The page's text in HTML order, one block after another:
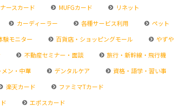
ースカード MUFGカード
リネット
カーディーラー 各種サービス利用
ペット
験モニター 百貨店・ショッピングモール
やずや
不動産セミナー・面談
旅行・新幹線・飛行機
メン・中華 デンタルケア
資格・語学・習い事
楽天カード
ファミマTカード
エポスカード